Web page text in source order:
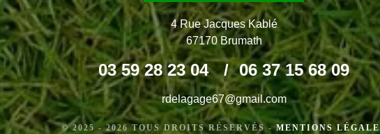
4 Rue Jacques Kablé
67170 Brumath
03 59 28 23 04 / 06 37 15 68 09
rdelagage67@gmail.com
© 2025 - 2026 TOUS DROITS RÉSERVÉS -MENTIONS